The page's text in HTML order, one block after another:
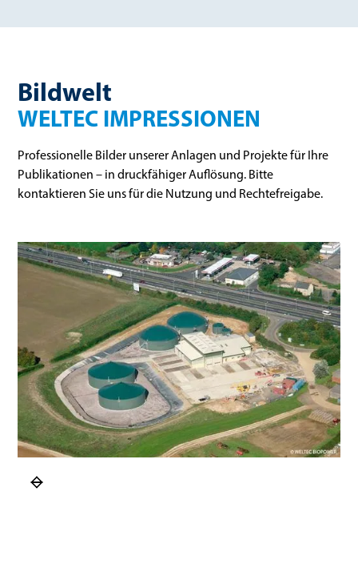
Bildwelt
WELTEC IMPRESSIONEN
Professionelle Bilder unserer Anlagen und Projekte für Ihre
Publikationen – in druckfähiger Auflösung. Bitte
kontaktieren Sie uns für die Nutzung und Rechtefreigabe.